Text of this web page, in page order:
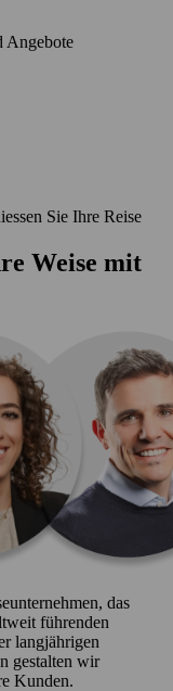
Angebote
Sie Ihre Reise
Weise mit
das
führenden
langjährigen
gestalten wir
Kunden.